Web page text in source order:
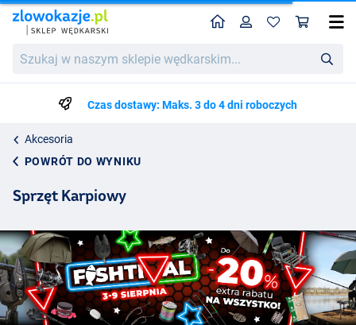
w
wędkarskim...
HomeProfil
Czas dostawy: Maks. 3 do 4 dni roboczych
Akcesoria
POWRÓT DO WYNIKU
Sprzęt Karpiowy